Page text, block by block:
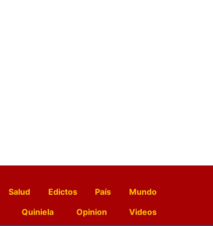
Salud Edictos País
Mundo
Quiniela Opinion Videos